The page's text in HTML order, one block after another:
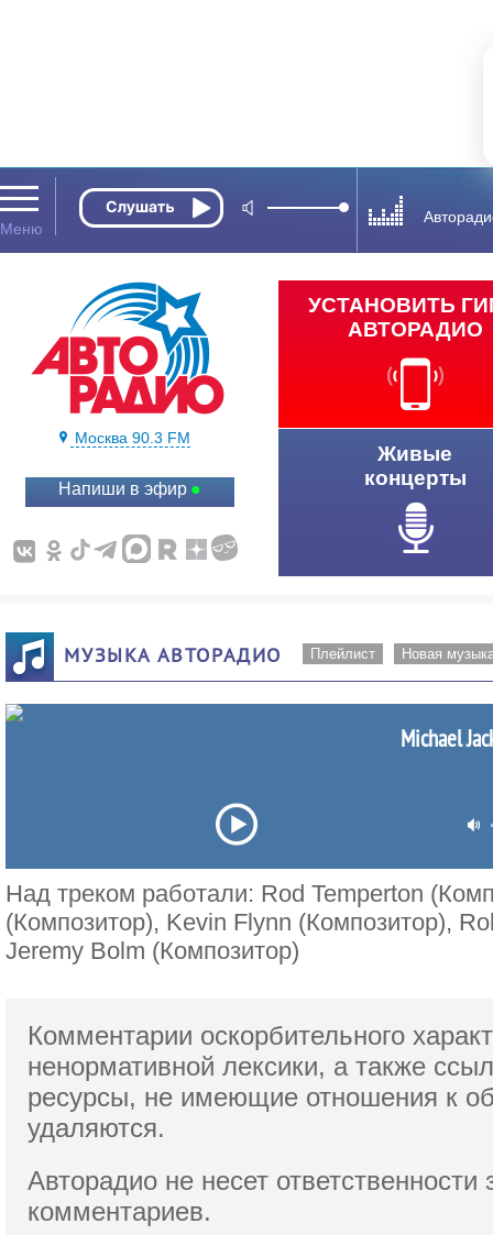
Москва 90.3 FM
Напиши в эфир
УСТАНОВИТЬ
АВТОРАДИО
Живые
концерты
МУЗЫКА АВТОРАДИО Плейлист Новая
Michael
Над треком работали: Rod Temperton
(Композитор), Kevin Flynn (Композитор),
Jeremy Bolm (Композитор)
Комментарии оскорбительного
ненормативной лексики, а также
ресурсы, не имеющие отношения к
удаляются.
Авторадио не несет ответственности
комментариев.